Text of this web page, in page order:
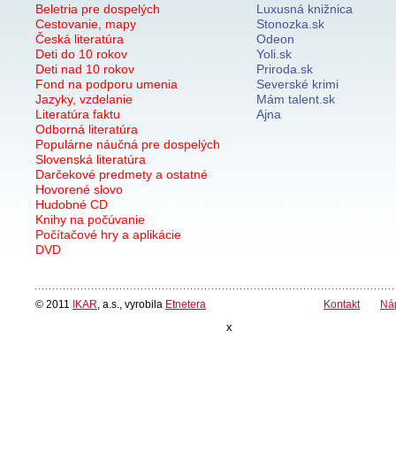
Beletria pre dospelých
Cestovanie, mapy
Česká literatúra
Deti do 10 rokov
Deti nad 10 rokov
Fond na podporu umenia
Jazyky, vzdelanie
Literatúra faktu
Odborná literatúra
Populárne náučná pre dospelých
Slovenská literatúra
Darčekové predmety a ostatné
Hovorené slovo
Hudobné CD
Knihy na počúvanie
Počítačové hry a aplikácie
DVD
Luxusná knižnica
Stonozka.sk
Odeon
Yoli.sk
Priroda.sk
Severské krimi
Mám talent.sk
Ajna
© 2011 IKAR , a.s., vyrobila Etnetera Kontakt
x